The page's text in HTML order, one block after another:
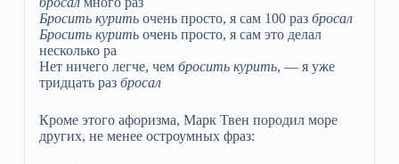
Бросить куритьочень просто, я сам 100 раз бросал
Бросить куритьочень просто, я сам это делал
несколько ра
Нет ничего легче, чем бросить курить, — я уже
тридцать раз бросал
Кроме этого афоризма, Марк Твен породил море
других, не менее остроумных фраз: